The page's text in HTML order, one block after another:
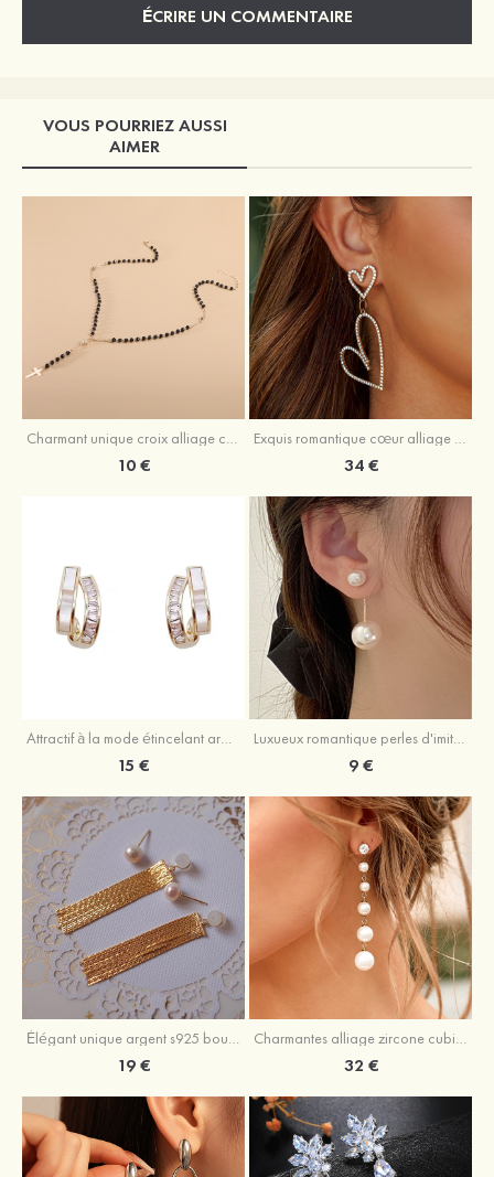
ÉCRIRE UN COMMENTAIRE
VOUS POURRIEZ AUSSI
AIMER
Charmant unique croix alliage colliers avec cristal
10 €
Exquis romantique cœur alliage boucles d'oreilles avec strass
34 €
Attractif à la mode étincelant argent s925 zircon boucles d'oreilles
15 €
Luxueux romantique perles d'imitation boucles d'oreilles
9 €
Élégant unique argent s925 boucles d'oreilles avec perle
19 €
Charmantes alliage zircone cubique perle boucles d'oreilles de mariage
32 €